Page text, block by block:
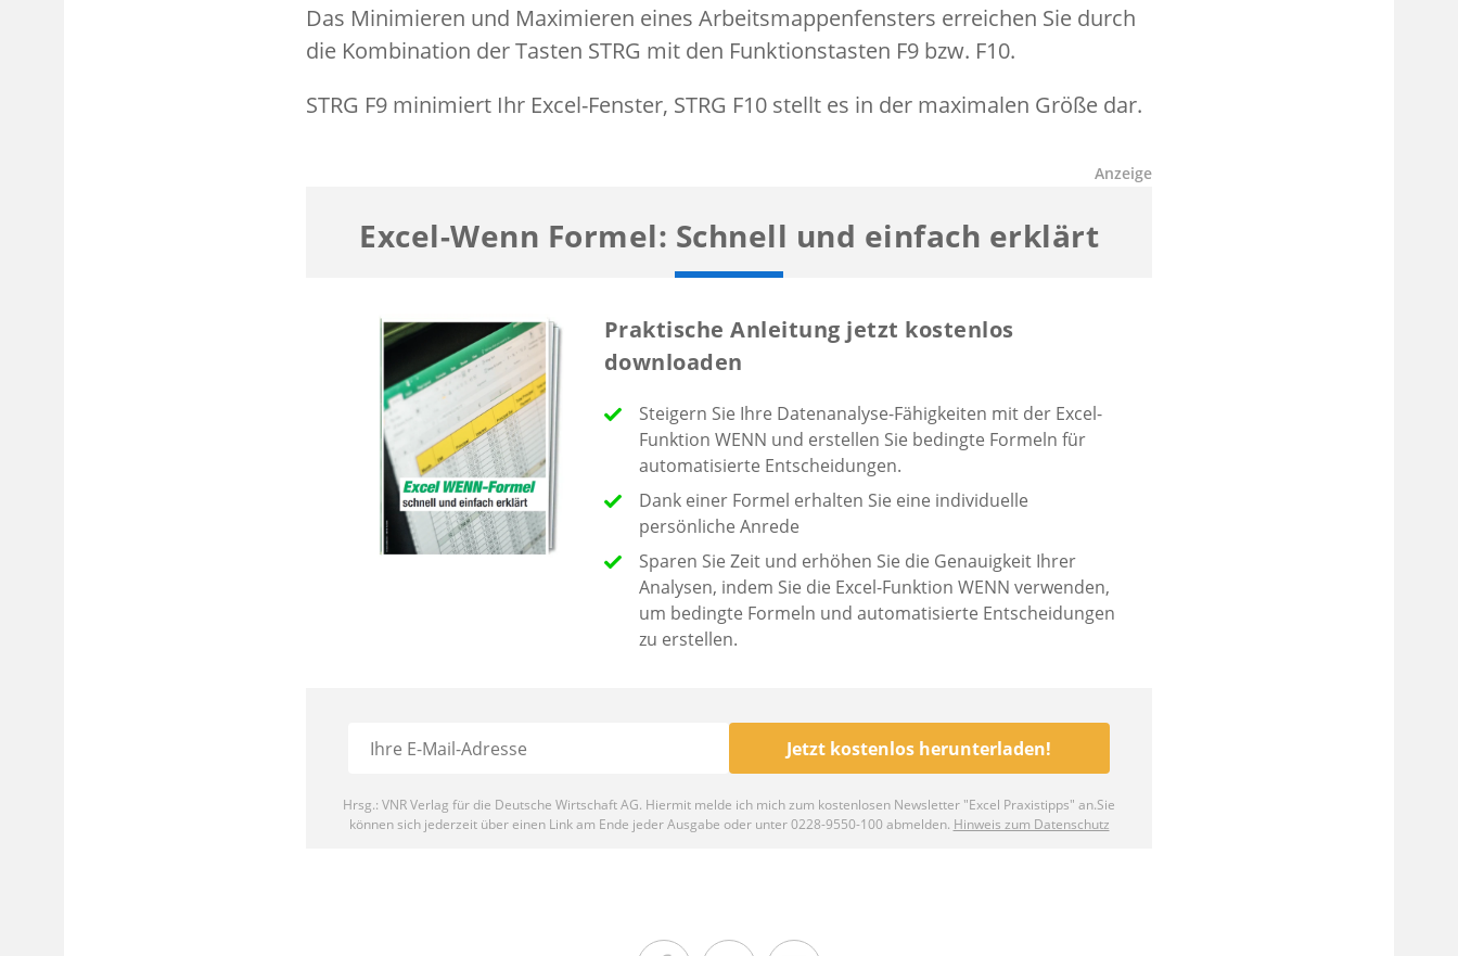
Das Minimieren und Maximieren eines Arbeitsmappenfensters erreichen Sie durch
die Kombination der Tasten STRG mit den Funktionstasten F9 bzw. F10.
STRG F9 minimiert Ihr Excel-Fenster, STRG F10 stellt es in der maximalen Größe dar.